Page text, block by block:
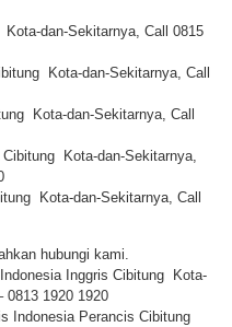
dan-Sekitarnya, Call 0815
Kota-dan-Sekitarnya, Call
Kota-dan-Sekitarnya, Call
Kota-dan-Sekitarnya,
Kota-dan-Sekitarnya, Call
hubungi kami.
Inggris Cibitung Kota-
0813 1920 1920
Indonesia Perancis Cibitung